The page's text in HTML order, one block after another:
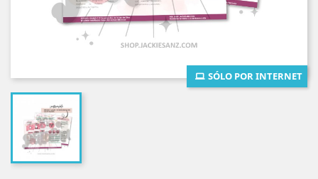
SÓLO POR INTERNET